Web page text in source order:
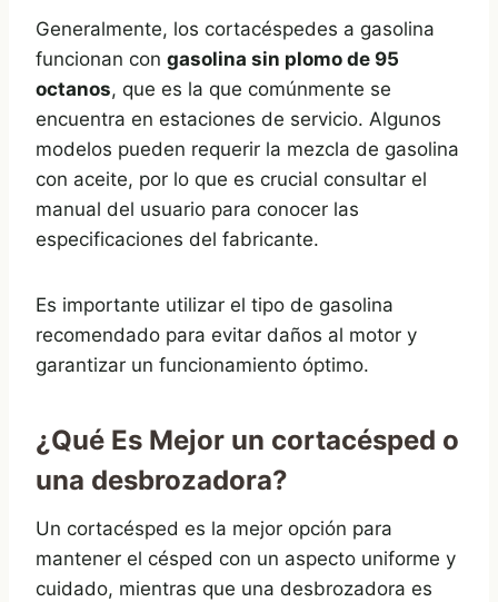
Generalmente, los cortacéspedes a gasolina
funcionan con gasolina sin plomo de 95
octanos, que es la que comúnmente se
encuentra en estaciones de servicio. Algunos
modelos pueden requerir la mezcla de gasolina
con aceite, por lo que es crucial consultar el
manual del usuario para conocer las
especificaciones del fabricante.
Es importante utilizar el tipo de gasolina
recomendado para evitar daños al motor y
garantizar un funcionamiento óptimo.
¿Qué Es Mejor un cortacésped o
una desbrozadora?
Un cortacésped es la mejor opción para
mantener el césped con un aspecto uniforme y
cuidado, mientras que una desbrozadora es